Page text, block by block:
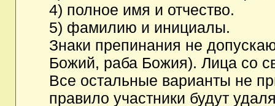
4) полное имя и отчество.
5) фамилию и инициалы.
Знаки препинания не
Божий, раба Божия). Лица со
Все остальные варианты не
правило участники будут